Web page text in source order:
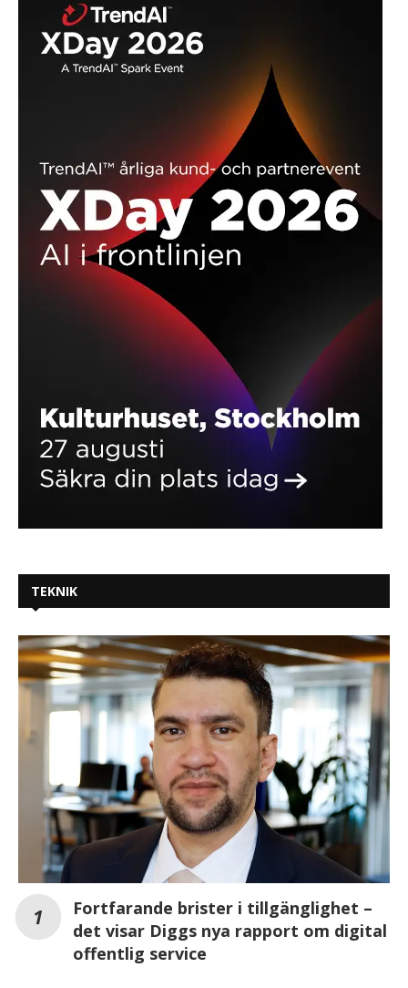
TEKNIK
Fortfarande brister i tillgänglighet –
det visar Diggs nya rapport om digital
offentlig service